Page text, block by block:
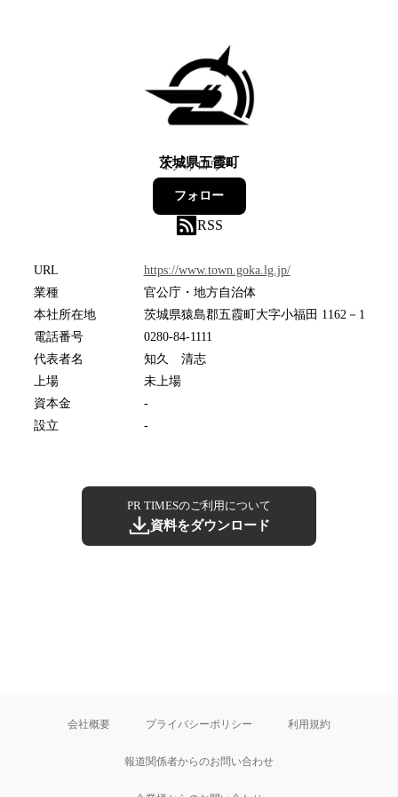
茨城県五霞町
1フォロワー
フォロー
RSS
URL
https://www.town.goka.lg.jp/
業種
官公庁・地方自治体
本社所在地
茨城県猿島郡五霞町大字小福田 1162－1
電話番号
0280-84-1111
代表者名
知久 清志
上場
未上場
資本金
-
設立
-
PR TIMESのご利用について
資料をダウンロード
会社概要 プライバシーポリシー 利用規約
報道関係者からのお問い合わせ